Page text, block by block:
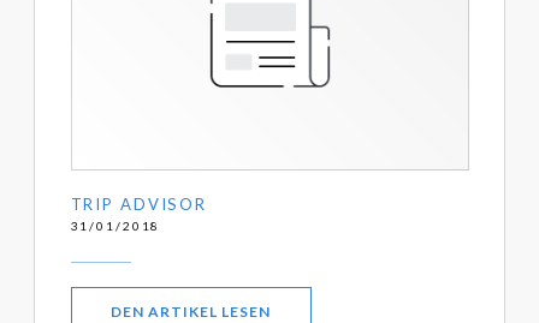
TRIP ADVISOR
31/01/2018
DEN ARTIKEL LESEN